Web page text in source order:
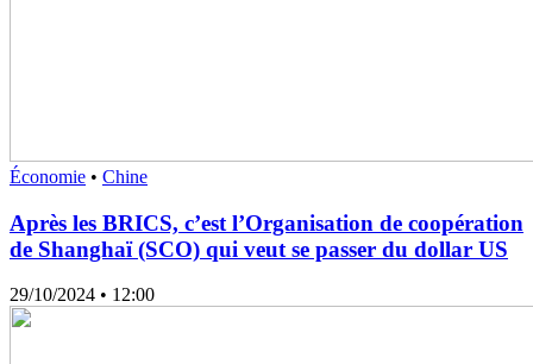
Économie • Chine
Après les BRICS, c’est l’Organisation de coopération
de Shanghaï (SCO) qui veut se passer du dollar US
29/10/2024 • 12:00